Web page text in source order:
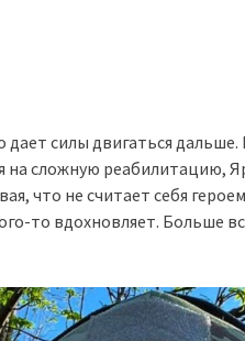
дает силы двигаться
на сложную реабилитацию,
что не считает себя
то вдохновляет. Больше